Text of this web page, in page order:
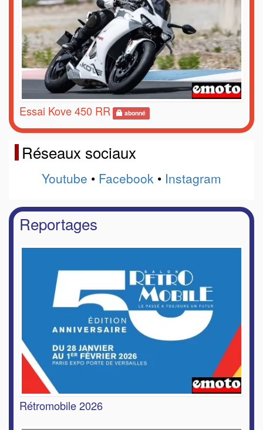
Essai Kove 450 RR abonné
Réseaux sociaux
Youtube • Facebook • Instagram
Reportages
Rétromobile 2026